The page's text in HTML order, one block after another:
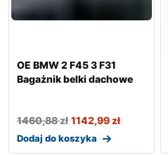
OE BMW 2 F45 3 F31
Bagażnik belki dachowe
1460,88zł 1142,99zł
Dodaj do koszyka